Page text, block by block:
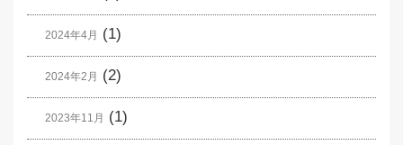
2024年4月 (1)
2024年2月 (2)
2023年11月 (1)